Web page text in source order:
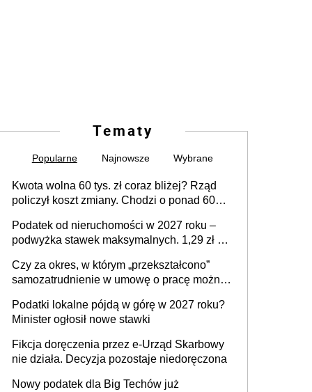
Tematy
Popularne Najnowsze Wybrane
Kwota wolna 60 tys. zł coraz bliżej? Rząd
policzył koszt zmiany. Chodzi o ponad 60
Podatek od nieruchomości w 2027 roku –
podwyżka stawek maksymalnych. 1,29 zł za
budynków i lokali związanych z
prowadzeniem działalności gospodarczej
Czy za okres, w którym „przekształcono”
samozatrudnienie w umowę o pracę można
umowy cywilnoprawnej jedynym
racjonalnym wyjściem
Podatki lokalne pójdą w górę w 2027 roku?
Minister ogłosił nowe stawki
Fikcja doręczenia przez e-Urząd Skarbowy
nie działa. Decyzja pozostaje niedoręczona
Nowy podatek dla Big Techów już